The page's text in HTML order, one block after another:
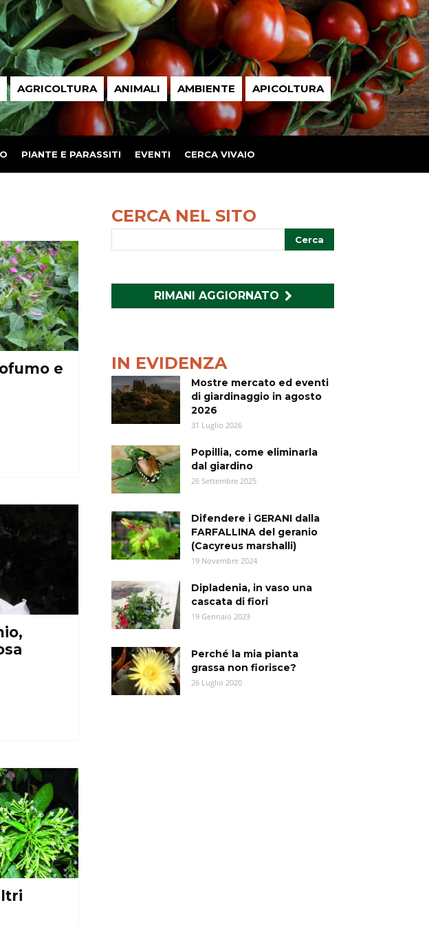
AGRICOLTURA ANIMALI AMBIENTE APICOLTURA
PIANTE E PARASSITI EVENTI CERCA VIVAIO
e
CERCA NEL SITO
RIMANI AGGIORNATO
IN EVIDENZA
Mostre mercato ed eventi
di giardinaggio in agosto
2026
31 Luglio 2026
Popillia, come eliminarla
dal giardino
26 Settembre 2025
Difendere i GERANI dalla
FARFALLINA del geranio
(Cacyreus marshalli)
19 Novembre 2024
Dipladenia, in vaso una
cascata di fiori
19 Gennaio 2023
Perché la mia pianta
grassa non fiorisce?
26 Luglio 2020